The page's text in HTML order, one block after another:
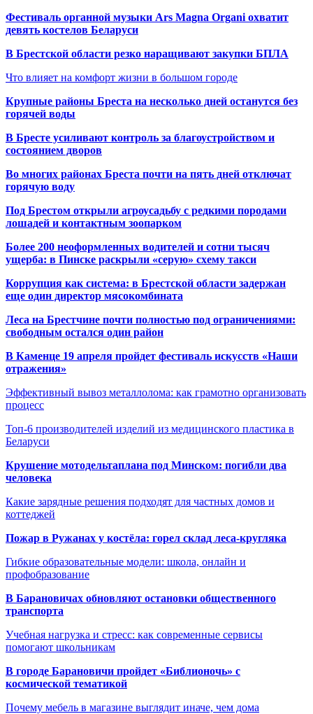
Фестиваль органной музыки Ars Magna Organi охватит
девять костелов Беларуси
В Брестской области резко наращивают закупки БПЛА
Что влияет на комфорт жизни в большом городе
Крупные районы Бреста на несколько дней останутся без
горячей воды
В Бресте усиливают контроль за благоустройством и
состоянием дворов
Во многих районах Бреста почти на пять дней отключат
горячую воду
Под Брестом открыли агроусадьбу с редкими породами
лошадей и контактным зоопарком
Более 200 неоформленных водителей и сотни тысяч
ущерба: в Пинске раскрыли «серую» схему такси
Коррупция как система: в Брестской области задержан
еще один директор мясокомбината
Леса на Брестчине почти полностью под ограничениями:
свободным остался один район
В Каменце 19 апреля пройдет фестиваль искусств «Наши
отражения»
Эффективный вывоз металлолома: как грамотно организовать
процесс
Топ-6 производителей изделий из медицинского пластика в
Беларуси
Крушение мотодельтаплана под Минском: погибли два
человека
Какие зарядные решения подходят для частных домов и
коттеджей
Пожар в Ружанах у костёла: горел склад леса-кругляка
Гибкие образовательные модели: школа, онлайн и
профобразование
В Барановичах обновляют остановки общественного
транспорта
Учебная нагрузка и стресс: как современные сервисы
помогают школьникам
В городе Барановичи пройдет «Библионочь» с
космической тематикой
Почему мебель в магазине выглядит иначе, чем дома